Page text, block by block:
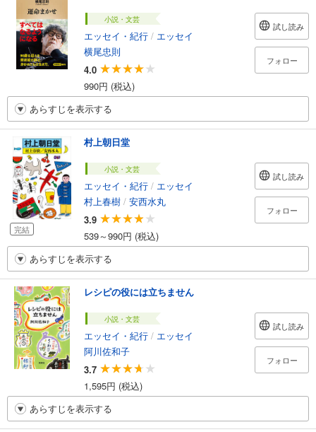
小説・文芸
エッセイ・紀行 / エッセイ
横尾忠則
4.0
990円 (税込)
試し読み
フォロー
あらすじを表示する
完結
村上朝日堂
小説・文芸
エッセイ・紀行 / エッセイ
村上春樹 / 安西水丸
3.9
539～990円 (税込)
試し読み
フォロー
あらすじを表示する
レシピの役には立ちません
小説・文芸
エッセイ・紀行 / エッセイ
阿川佐和子
3.7
1,595円 (税込)
試し読み
フォロー
あらすじを表示する